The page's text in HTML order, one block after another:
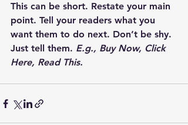
This can be short. Restate your main
point. Tell your readers what you
want them to do next. Don’t be shy.
Just tell them. E.g., Buy Now, Click
Here, Read This.